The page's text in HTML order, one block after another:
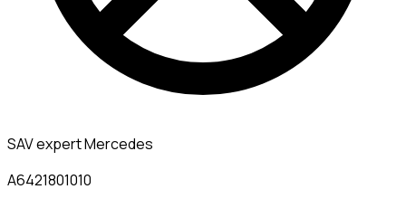
SAV expert Mercedes
A6421801010